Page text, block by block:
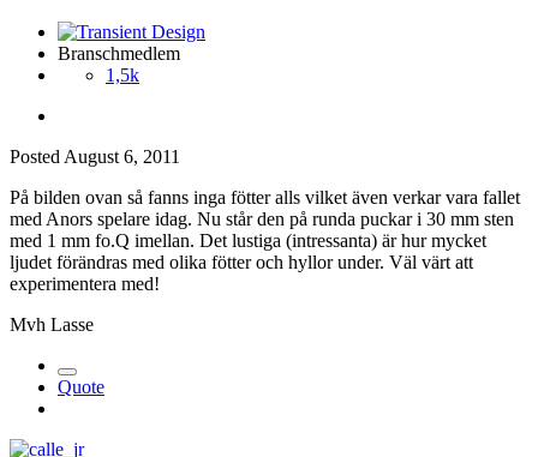
Branschmedlem
1,5k
Posted August 6, 2011
På bilden ovan så fanns inga fötter alls vilket även verkar vara fallet
med Anors spelare idag. Nu står den på runda puckar i 30 mm sten
med 1 mm fo.Q imellan. Det lustiga (intressanta) är hur mycket
ljudet förändras med olika fötter och hyllor under. Väl värt att
experimentera med!
Mvh Lasse
Quote